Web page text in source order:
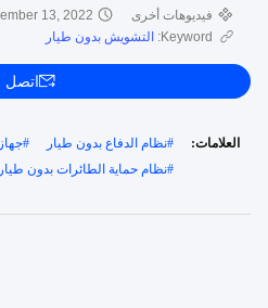
فيديوهات أخرى
13, 2022
Keyword:
التشويش بدون طيار
اتصل
العلامات: #نظام الدفاع بدون طيار #
#نظام حماية الطائرات بدون طيار